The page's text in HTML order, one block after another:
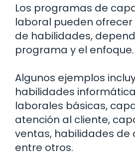
Los programas de
laboral pueden
de habilidades,
programa y el enfoque.
Algunos ejemplos
habilidades
laborales básicas,
atención al cliente,
ventas, habilidades de
entre otros.